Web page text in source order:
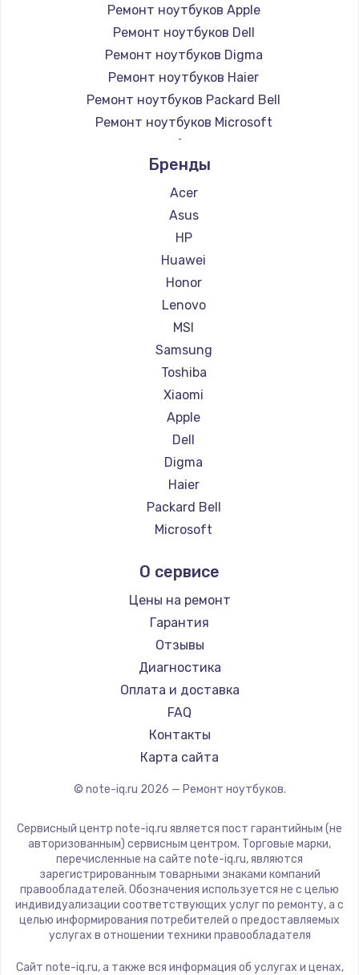
Ремонт ноутбуков Apple
Ремонт ноутбуков Dell
Ремонт ноутбуков Digma
Ремонт ноутбуков Haier
Ремонт ноутбуков Packard Bell
Ремонт ноутбуков Microsoft
Ремонт ноутбуков Alienware
Ремонт ноутбуков Aquarius
Ремонт ноутбуков Gigabyte
Ремонт ноутбуков Aorus
Ремонт ноутбуков Maibenben
Ремонт ноутбуков Getac
Ремонт ноутбуков Epson
Ремонт ноутбуков Philips
Ремонт ноутбуков LG
Ремонт ноутбуков Panasonic
Ремонт ноутбуков Irbis
Ремонт ноутбуков Thunderobot
Ремонт ноутбуков Hasee
Ремонт ноутбуков ZTE
Ремонт ноутбуков Hiper
Ремонт ноутбуков Evga
Ремонт ноутбуков Google
Ремонт ноутбуков Echips
Ремонт ноутбуков Predator
Ремонт ноутбуков iru
Ремонт ноутбуков Machenike
Ремонт ноутбуков DEXP
Ремонт ноутбуков Teclast
Ремонт ноутбуков CHUWI
Ремонт ноутбуков Colorful
Бренды
Acer
Asus
HP
Huawei
Honor
Lenovo
MSI
Samsung
Toshiba
Xiaomi
Apple
Dell
Digma
Haier
Packard Bell
Microsoft
Aquarius
Gigabyte
Aorus
Maibenben
Getac
Epson
Philips
LG
Panasonic
ZTE
Hiper
Evga
Google
Echips
О сервисе
Цены на ремонт
Гарантия
Отзывы
Диагностика
Оплата и доставка
FAQ
Контакты
Карта сайта
© note-iq.ru 2026 — Ремонт ноутбуков.
Сервисный центр note-iq.ru является пост гарантийным (не
авторизованным) сервисным центром. Торговые марки,
перечисленные на сайте note-iq.ru, являются
зарегистрированным товарными знаками компаний
правообладателей. Обозначения используется не с целью
индивидуализации соответствующих услуг по ремонту, а с
целью информирования потребителей о предоставляемых
услугах в отношении техники правообладателя
Сайт note-iq.ru, а также вся информация об услугах и ценах,